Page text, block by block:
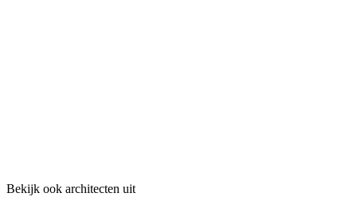
Bekijk ook architecten uit